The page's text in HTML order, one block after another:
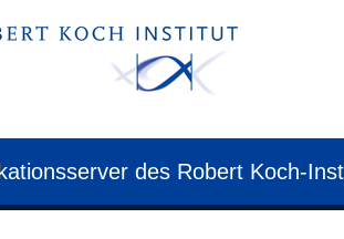
des Robert Koch-